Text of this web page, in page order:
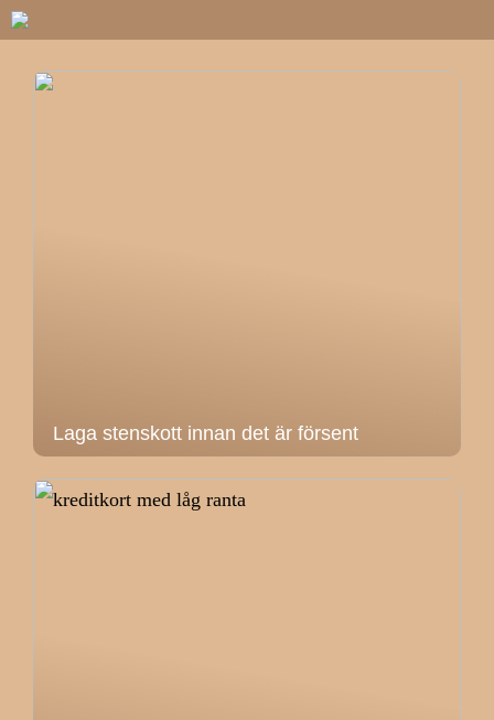
Laga stenskott innan det är försent